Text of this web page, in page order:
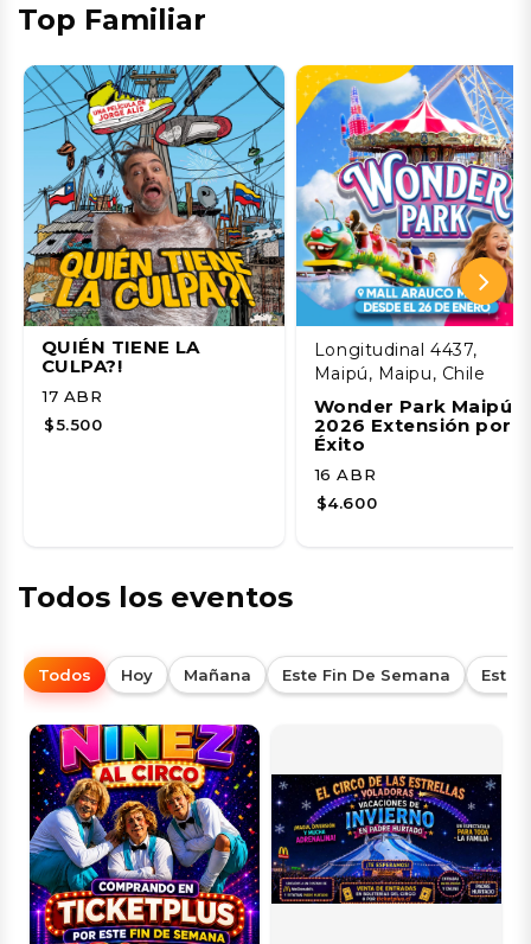
Top Familiar
QUIÉN TIENE LA
CULPA?!
17 ABR
$5.500
Longitudinal 4437,
Maipú, Maipu, Chile
Wonder Park Maipú
2026 Extensión por
Éxito
16 ABR
$4.600
Todos los eventos
Todos Hoy Mañana Este Fin De Semana Esta